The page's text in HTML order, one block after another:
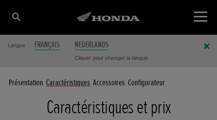
Langue FRANÇAIS NEDERLANDS
Cliquer pour changer la langue.
Présentation Caractéristiques Accessoires Configurateur
Caractéristiques et prix